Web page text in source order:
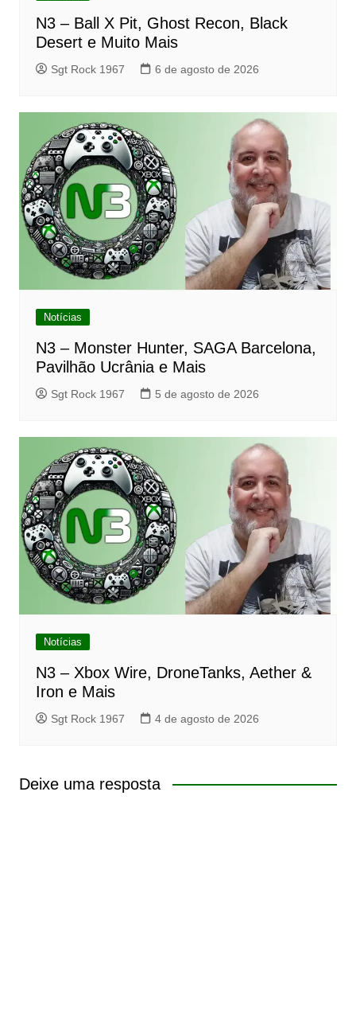
N3 – Ball X Pit, Ghost Recon, Black
Desert e Muito Mais
Sgt Rock 1967 6 de agosto de 2026
Notícias
N3 – Monster Hunter, SAGA Barcelona,
Pavilhão Ucrânia e Mais
Sgt Rock 1967 5 de agosto de 2026
Notícias
N3 – Xbox Wire, DroneTanks, Aether &
Iron e Mais
Sgt Rock 1967 4 de agosto de 2026
Deixe uma resposta